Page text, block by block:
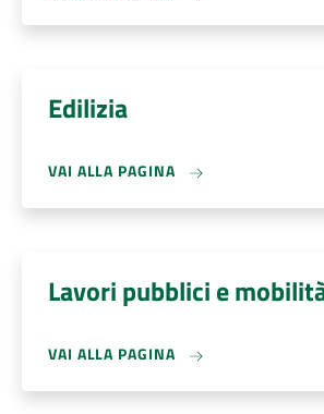
Edilizia
VAI ALLA PAGINA
Lavori pubblici e
VAI ALLA PAGINA